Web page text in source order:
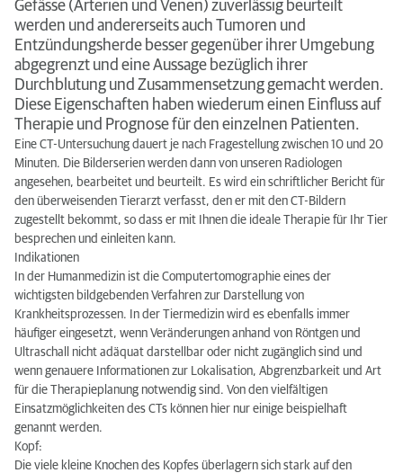
Gefässe (Arterien und Venen) zuverlässig beurteilt
werden und andererseits auch Tumoren und
Entzündungsherde besser gegenüber ihrer Umgebung
abgegrenzt und eine Aussage bezüglich ihrer
Durchblutung und Zusammensetzung gemacht werden.
Diese Eigenschaften haben wiederum einen Einfluss auf
Therapie und Prognose für den einzelnen Patienten.
Eine CT-Untersuchung dauert je nach Fragestellung zwischen 10 und 20
Minuten. Die Bilderserien werden dann von unseren Radiologen
angesehen, bearbeitet und beurteilt. Es wird ein schriftlicher Bericht für
den überweisenden Tierarzt verfasst, den er mit den CT-Bildern
zugestellt bekommt, so dass er mit Ihnen die ideale Therapie für Ihr Tier
besprechen und einleiten kann.
Indikationen
In der Humanmedizin ist die Computertomographie eines der
wichtigsten bildgebenden Verfahren zur Darstellung von
Krankheitsprozessen. In der Tiermedizin wird es ebenfalls immer
häufiger eingesetzt, wenn Veränderungen anhand von Röntgen und
Ultraschall nicht adäquat darstellbar oder nicht zugänglich sind und
wenn genauere Informationen zur Lokalisation, Abgrenzbarkeit und Art
für die Therapieplanung notwendig sind. Von den vielfältigen
Einsatzmöglichkeiten des CTs können hier nur einige beispielhaft
genannt werden.
Kopf:
Die viele kleine Knochen des Kopfes überlagern sich stark auf den